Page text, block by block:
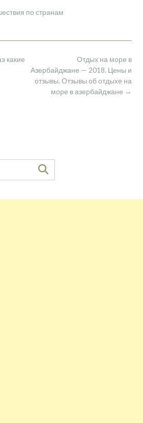
по странам
Отдых на море в
Азербайджане — 2018. Цены и
отзывы. Отзывы об отдыхе на
море в азербайджане →
какие